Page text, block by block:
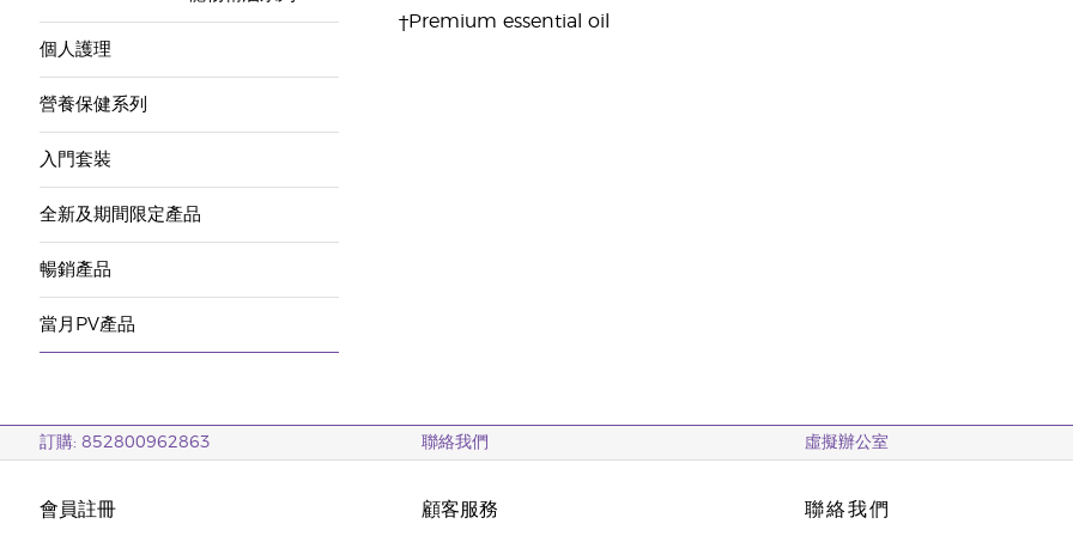
個人護理
營養保健系列
入門套裝
全新及期間限定產品
暢銷產品
當月PV產品
†Premium essential oil
訂購: 852800962863 聯絡我們 虛擬辦公室
會員註冊 顧客服務 聯絡我們